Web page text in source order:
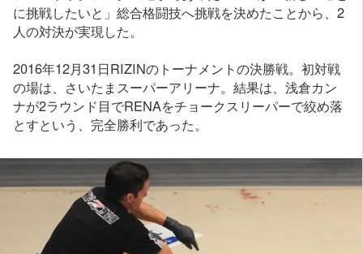
に挑戦したいと」総合格闘技へ挑戦を決めたことから、2
人の対決が実現した。
2016年12月31日RIZINのトーナメントの決勝戦。初対戦
の場は、さいたまスーパーアリーナ。結果は、浅倉カン
ナが2ラウンド目でRENAをチョークスリーパーで絞め落
とすという、完全勝利であった。